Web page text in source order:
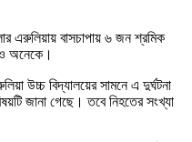
এরুলিয়ায় বাসচাপায় ৬ জন শ্রমিক
অনেকে।
উচ্চ বিদ্যালয়ের সামনে এ দুর্ঘটনা
জানা গেছে। তবে নিহতের সংখ্যা